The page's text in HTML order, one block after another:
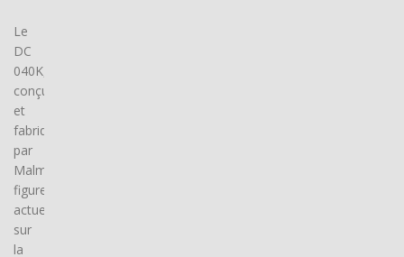
Le
DC
040K,
conçu
et
fabriqué
par
Malmbergs,
figure
actuellement
sur
la